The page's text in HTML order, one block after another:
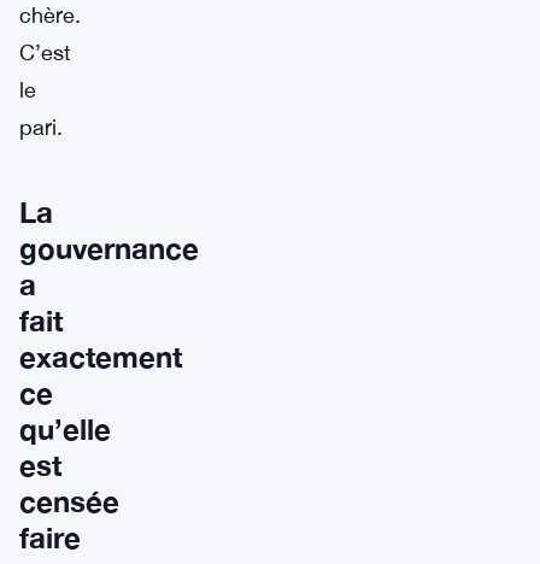
chère.
C’est
le
pari.
La
gouvernance
a
fait
exactement
ce
qu’elle
est
censée
faire